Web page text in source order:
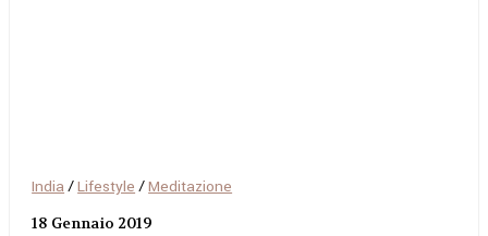
India /Lifestyle /Meditazione
18 Gennaio 2019